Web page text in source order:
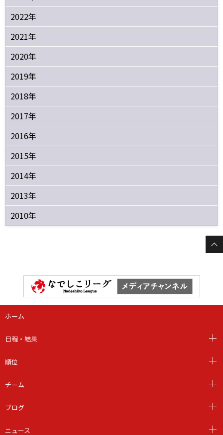
2022年
2021年
2020年
2019年
2018年
2017年
2016年
2015年
2014年
2013年
2010年
ホーム
日程・結果
順位
チーム
ブログ
ニュース